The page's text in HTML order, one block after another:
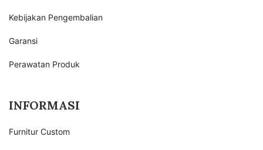
Kebijakan Pengembalian
Garansi
Perawatan Produk
INFORMASI
Furnitur Custom